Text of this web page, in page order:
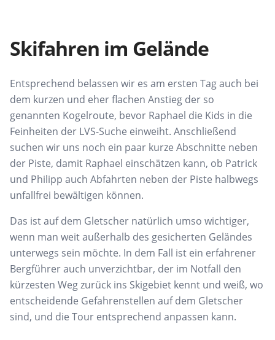
Skifahren im Gelände
Entsprechend belassen wir es am ersten Tag auch bei
dem kurzen und eher flachen Anstieg der so
genannten Kogelroute, bevor Raphael die Kids in die
Feinheiten der LVS-Suche einweiht. Anschließend
suchen wir uns noch ein paar kurze Abschnitte neben
der Piste, damit Raphael einschätzen kann, ob Patrick
und Philipp auch Abfahrten neben der Piste halbwegs
unfallfrei bewältigen können.
Das ist auf dem Gletscher natürlich umso wichtiger,
wenn man weit außerhalb des gesicherten Geländes
unterwegs sein möchte. In dem Fall ist ein erfahrener
Bergführer auch unverzichtbar, der im Notfall den
kürzesten Weg zurück ins Skigebiet kennt und weiß, wo
entscheidende Gefahrenstellen auf dem Gletscher
sind, und die Tour entsprechend anpassen kann.